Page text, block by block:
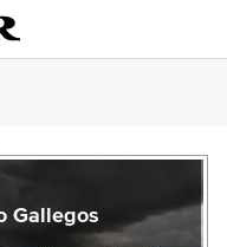
Gallegos